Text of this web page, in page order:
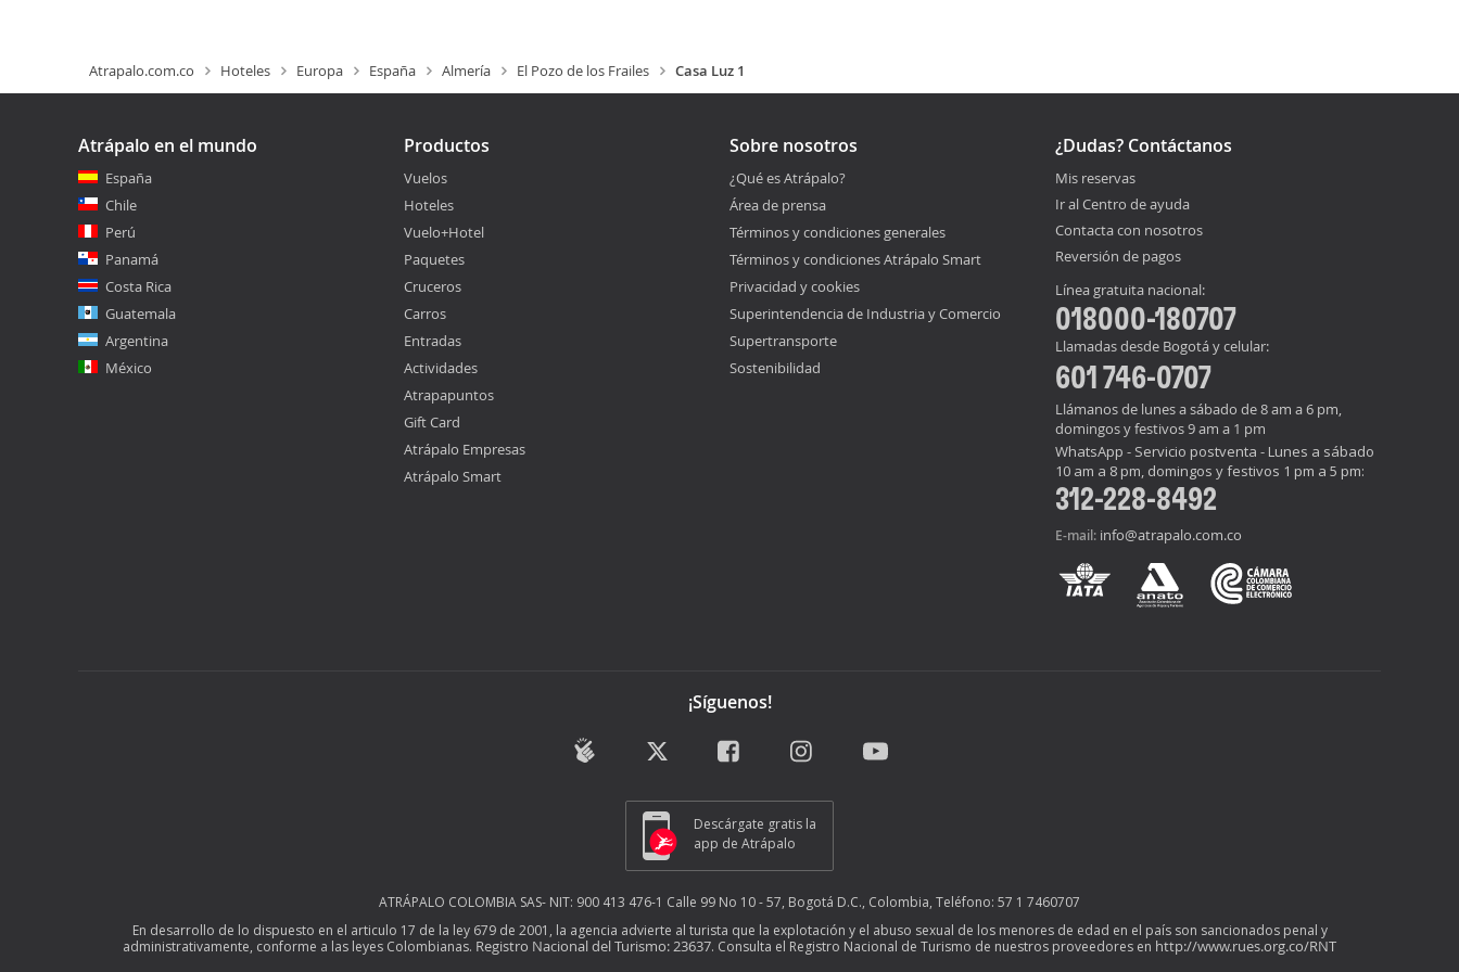
Atrapalo.com.co Hoteles Europa España Almería El Pozo de los Frailes Casa Luz 1
Atrápalo en el mundo
España
Chile
Perú
Panamá
Costa Rica
Guatemala
Argentina
México
Productos
Vuelos
Hoteles
Vuelo+Hotel
Paquetes
Cruceros
Carros
Entradas
Actividades
Atrapapuntos
Gift Card
Atrápalo Empresas
Atrápalo Smart
Sobre nosotros
¿Qué es Atrápalo?
Área de prensa
Términos y condiciones generales
Términos y condiciones Atrápalo Smart
Privacidad y cookies
Superintendencia de Industria y Comercio
Supertransporte
Sostenibilidad
¿Dudas? Contáctanos
Mis reservas
Ir al Centro de ayuda
Contacta con nosotros
Reversión de pagos
Línea gratuita nacional:
018000-180707
Llamadas desde Bogotá y celular:
601 746-0707
Llámanos de lunes a sábado de 8 am a 6 pm,
domingos y festivos 9 am a 1 pm
WhatsApp - Servicio postventa - Lunes a sábado
10 am a 8 pm, domingos y festivos 1 pm a 5 pm:
312-228-8492
E-mail: info@atrapalo.com.co
¡Síguenos!
Descárgate gratis la
app de Atrápalo
ATRÁPALO COLOMBIA SAS- NIT: 900 413 476-1 Calle 99 No 10 - 57, Bogotá D.C., Colombia, Teléfono: 57 1 7460707
En desarrollo de lo dispuesto en el articulo 17 de la ley 679 de 2001, la agencia advierte al turista que la explotación y el abuso sexual de los menores de edad en el país son sancionados penal y
administrativamente, conforme a las leyes Colombianas. Registro Nacional del Turismo: 23637. Consulta el Registro Nacional de Turismo de nuestros proveedores en http://www.rues.org.co/RNT